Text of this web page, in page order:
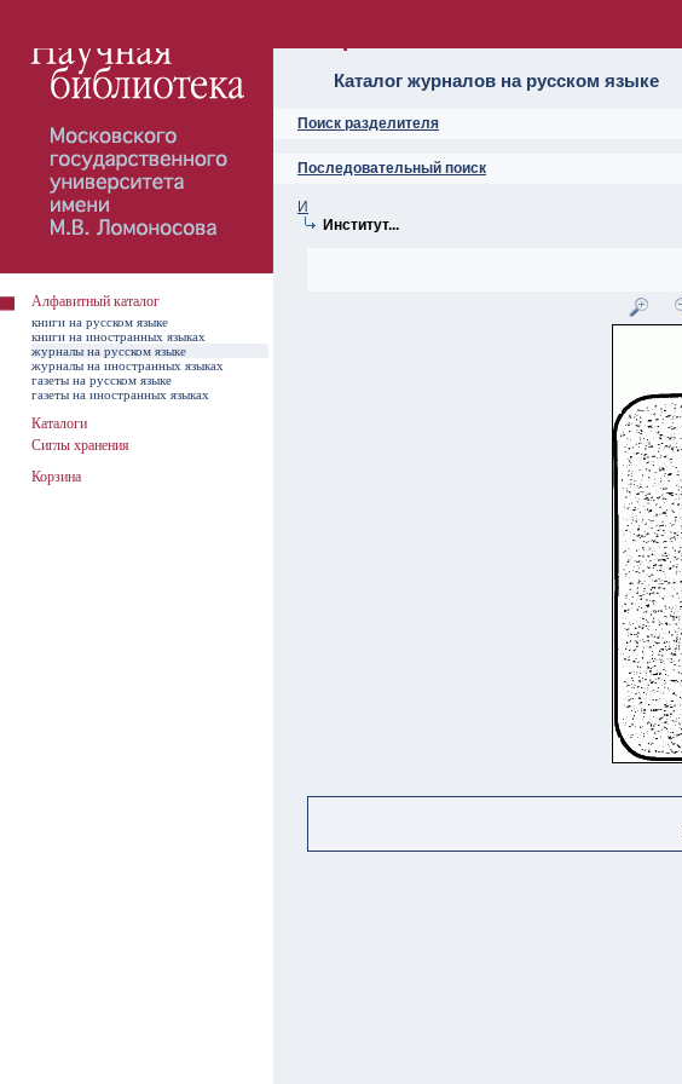
Каталог журналов на русском языке
Поиск разделителя
Последовательный поиск
И
Институт...
Алфавитный каталог
книги на русском языке
книги на иностранных языках
журналы на русском языке
журналы на иностранных языках
газеты на русском языке
газеты на иностранных языках
Каталоги
Сиглы хранения
Корзина